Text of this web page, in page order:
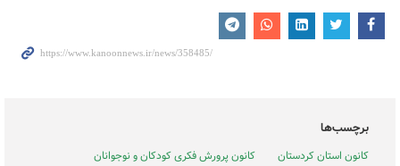
برچسب‌ها
کانون استان کردستان
کانون پرورش فکری کودکان و نوجوانان